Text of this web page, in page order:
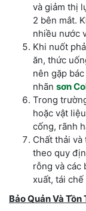
và giảm thị
2 bên mắt.
nhiều nước
Khi nuốt
ăn, thức
nên gặp
nhãn sơn
Trong
hoặc vật
cống, rãnh
Chất thải
theo quy
rỗng và các
xuất, tái
Bảo Quản Và Tồn